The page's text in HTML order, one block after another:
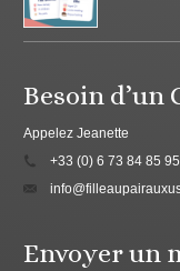
Besoin d’un
Appelez Jeanette
+33 (0) 6 73 84 85 95
Envoyer un